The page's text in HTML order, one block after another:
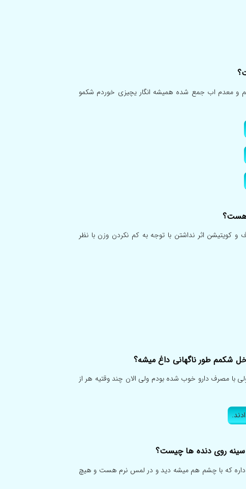
و معدم اب جمع شده همیشه انگار یچیزی خوردم شکمو
هست؟
کویتیشن اثر نداشتن با توجه به کم نکردن وزن با نظر
شکمم طور ناگهانی داغ میشه؟
با مصرف دارو خوب شده بودم ولی الان چند وقتیه هر از
روی دنده ها چیست؟
داره که با چشم هم میشه دید و در لمس نرم هست و هیچ